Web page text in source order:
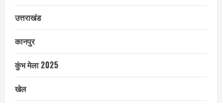
उत्तराखंड
कानपुर
कुंभ मेला 2025
खेल